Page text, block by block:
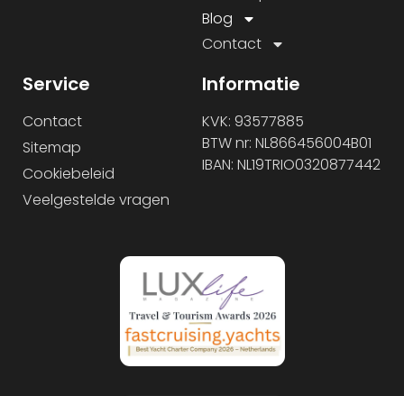
Blog
Contact
Service
Contact
Sitemap
Cookiebeleid
Veelgestelde vragen
Informatie
KVK: 93577885
BTW nr: NL866456004B01
IBAN: NL19TRIO0320877442